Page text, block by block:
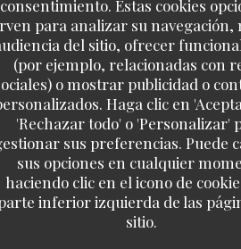
consentimiento. Estas cookies
para analizar su navegación,
del sitio, ofrecer
(por ejemplo, relacionadas con
o mostrar publicidad o
Haga clic en
'Rechazar todo' o 'Personalizar'
sus preferencias. Puede
sus opciones en cualquier
haciendo clic en el icono de
inferior izquierda de las
sitio.
3 personnes. J ai reçu
reconfirmer ma
arrivée a 20h30 on me
du match il est impossible
avons pu manger dans
qui ont accepté de nous
ha respondido a su opinión
sommes sincèrement désolés
passé lors de votre venue.